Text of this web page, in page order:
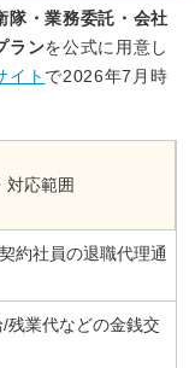
隊・業務委託・会社
ランを公式に用意し
イト で2026年7月時
対応範囲
約社員の退職代理通
残業代などの金銭交